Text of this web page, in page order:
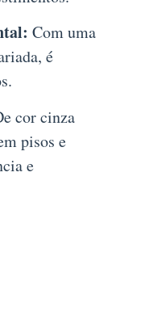
Com uma
é
cor cinza
pisos e
e